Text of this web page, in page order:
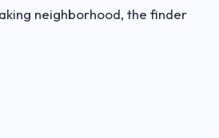
neighborhood, the finder